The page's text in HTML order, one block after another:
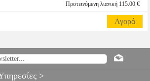
Προτεινόμενη λιανική 115.00 €
Αγορά
>